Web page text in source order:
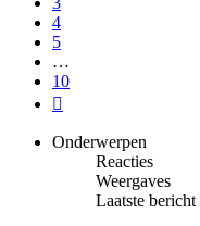
4
5
…
10
Onderwerpen
Reacties
Weergaves
Laatste bericht